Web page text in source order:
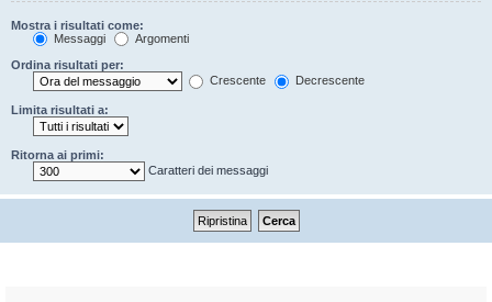
Mostra i risultati come:
Messaggi
Argomenti
Ordina risultati per:
Crescente
Decrescente
Limita risultati a:
Ritorna ai primi:
Caratteri dei messaggi